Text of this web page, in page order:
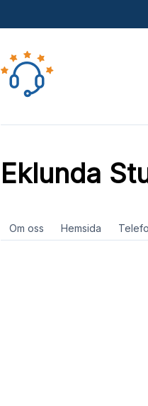
Eklunda
Om oss Hemsida